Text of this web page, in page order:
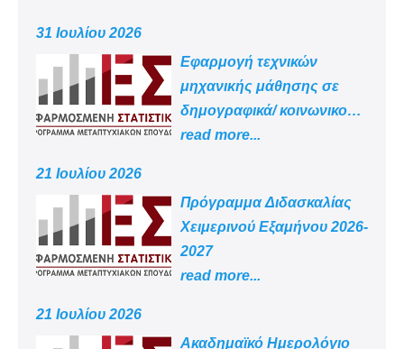
31 Ιουλίου 2026
Εφαρμογή τεχνικών
μηχανικής μάθησης σε
δημογραφικά/ κοινωνικο
-οικονομικά δεδομένα
read more...
21 Ιουλίου 2026
Πρόγραμμα Διδασκαλίας
Χειμερινού Εξαμήνου 2026-
2027
read more...
21 Ιουλίου 2026
Aκαδημαϊκό Ημερολόγιο